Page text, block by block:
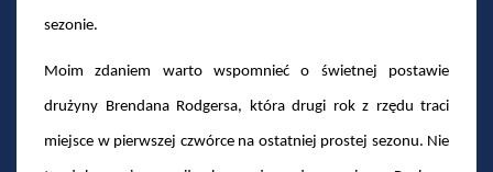
sezonie.
Moim zdaniem warto wspomnieć o świetnej postawie
drużyny Brendana Rodgersa, która drugi rok z rzędu traci
miejsce w pierwszej czwórce na ostatniej prostej sezonu. Nie